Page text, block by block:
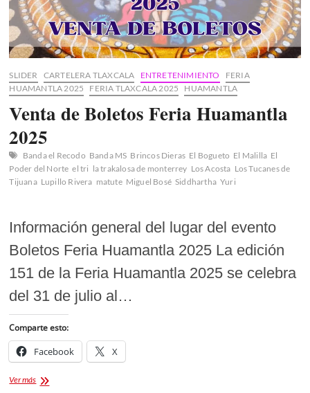
SLIDER CARTELERA TLAXCALA ENTRETENIMIENTO
FERIA
HUAMANTLA 2025
FERIA TLAXCALA 2025 HUAMANTLA
Venta de Boletos Feria Huamantla
2025
Banda el Recodo Banda MS Brincos Dieras El Bogueto El Malilla El
Poder del Norte el tri la trakalosa de monterrey Los Acosta Los Tucanes de
Tijuana Lupillo Rivera matute Miguel Bosé Siddhartha Yuri
Información general del lugar del evento
Boletos Feria Huamantla 2025 La edición
151 de la Feria Huamantla 2025 se celebra
del 31 de julio al…
Comparte esto:
Facebook X
Ver másVenta